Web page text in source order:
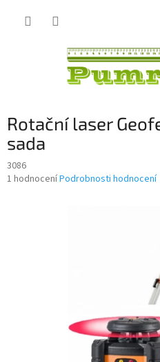
Rotační laser
sada
3086
Průměrné
1 hodnoceníPodrobnosti hodnocení